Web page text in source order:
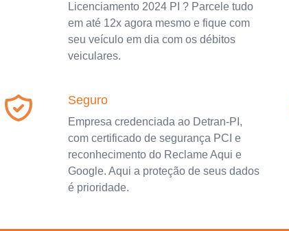
Licenciamento 2024 PI ? Parcele tudo
em até 12x agora mesmo e fique com
seu veículo em dia com os débitos
veiculares.
Seguro
Empresa credenciada ao Detran-PI,
com certificado de segurança PCI e
reconhecimento do Reclame Aqui e
Google. Aqui a proteção de seus dados
é prioridade.